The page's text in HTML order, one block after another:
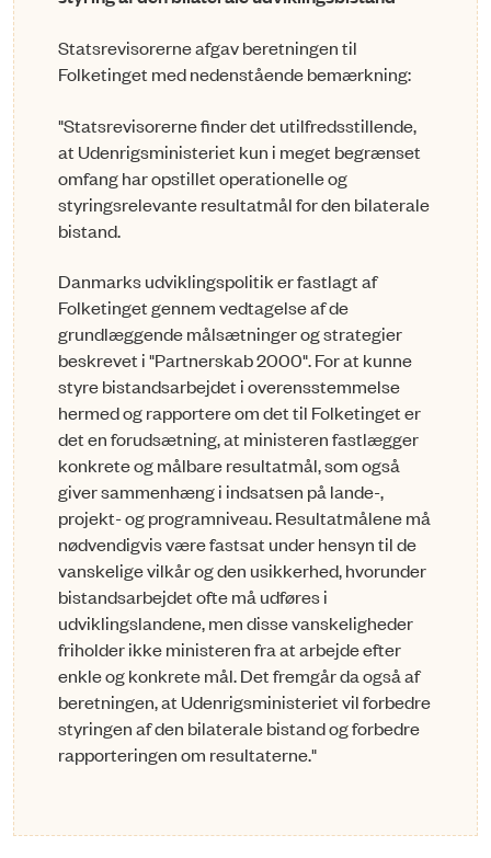
Statsrevisorerne afgav beretningen til
Folketinget med nedenstående bemærkning:
"Statsrevisorerne finder det utilfredsstillende,
at Udenrigsministeriet kun i meget begrænset
omfang har opstillet operationelle og
styringsrelevante resultatmål for den bilaterale
bistand.
Danmarks udviklingspolitik er fastlagt af
Folketinget gennem vedtagelse af de
grundlæggende må­lsætninger og strategier
beskrevet i "Partnerskab 2000". For at kunne
styre bistandsarbejdet i over­ensstemmelse
hermed og rapportere om det til Folketinget er
det en forudsætning, at ministeren fastlægger
konkrete og målbare resultatmål, som også
giver sammenhæng i indsatsen på lande-,
projekt- og programniveau. Resultatmålene må
nødvendigvis være fastsat under hensyn til de
van­skelige vilkår og den usikkerhed, hvorunder
bistandsarbejdet ofte må udføres i
udviklingslande­ne, men disse vanskeligheder
friholder ikke ministeren fra at arbejde efter
enkle og konkrete mål. Det fremgår da også af
beretningen, at Udenrigsministeriet vil forbedre
styringen af den bilate­rale bistand og forbedre
rapporteringen om resultaterne."